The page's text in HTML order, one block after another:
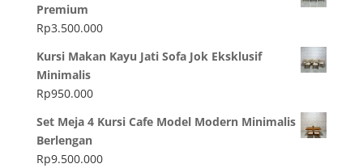
Premium
Rp3.500.000
Kursi Makan Kayu Jati Sofa Jok Eksklusif
Minimalis
Rp950.000
Set Meja 4 Kursi Cafe Model Modern Minimalis
Berlengan
Rp9.500.000